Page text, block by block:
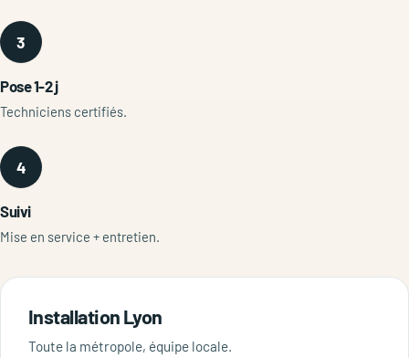
3
Pose 1-2 j
Techniciens certifiés.
4
Suivi
Mise en service + entretien.
Installation Lyon
Toute la métropole, équipe locale.